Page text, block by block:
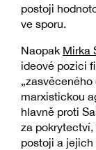
postoji
ve sporu.
Naopak Mirka
ideové pozici
marxistickou
hlavně proti
za
postoji a jejich